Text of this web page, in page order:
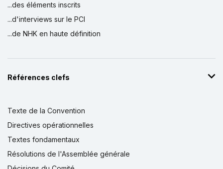
...des éléments inscrits
...d'interviews sur le PCI
...de NHK en haute définition
Références clefs
Texte de la Convention
Directives opérationnelles
Textes fondamentaux
Résolutions de l'Assemblée générale